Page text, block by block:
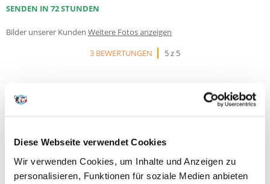
Diese Webseite verwendet Cookies
Wir verwenden Cookies, um Inhalte und Anzeigen zu
personalisieren, Funktionen für soziale Medien anbieten
SENDEN IN 72 STUNDEN
Bilder unserer Kunden Weitere Fotos anzeigen
3 BEWERTUNGEN
5 z 5
100%